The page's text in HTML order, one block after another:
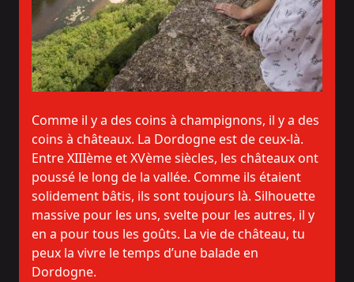
Comme il y a des coins à champignons, il y a des
coins à châteaux. La Dordogne est de ceux-là.
Entre XIIIème et XVème siècles, les châteaux ont
poussé le long de la vallée. Comme ils étaient
solidement bâtis, ils sont toujours là. Silhouette
massive pour les uns, svelte pour les autres, il y
en a pour tous les goûts. La vie de château, tu
peux la vivre le temps d’une balade en
Dordogne.